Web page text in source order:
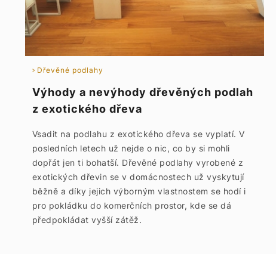
Dřevěné podlahy
Výhody a nevýhody dřevěných podlah
z exotického dřeva
Vsadit na podlahu z exotického dřeva se vyplatí. V
posledních letech už nejde o nic, co by si mohli
dopřát jen ti bohatší. Dřevěné podlahy vyrobené z
exotických dřevin se v domácnostech už vyskytují
běžně a díky jejich výborným vlastnostem se hodí i
pro pokládku do komerčních prostor, kde se dá
předpokládat vyšší zátěž.